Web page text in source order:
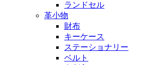
ランドセル
革小物
財布
キーケース
ステーショナリー
ベルト